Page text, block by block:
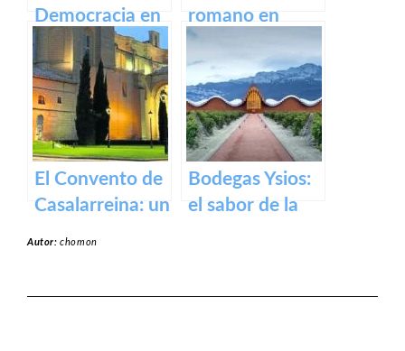
Democracia en
Logroño: El
Parlamento de
La Rioja
romano en
Calahorra:
Museo de la
Romanización
El Convento de
Casalarreina: un
Bodegas Ysios:
el sabor de la
Autor:chomon